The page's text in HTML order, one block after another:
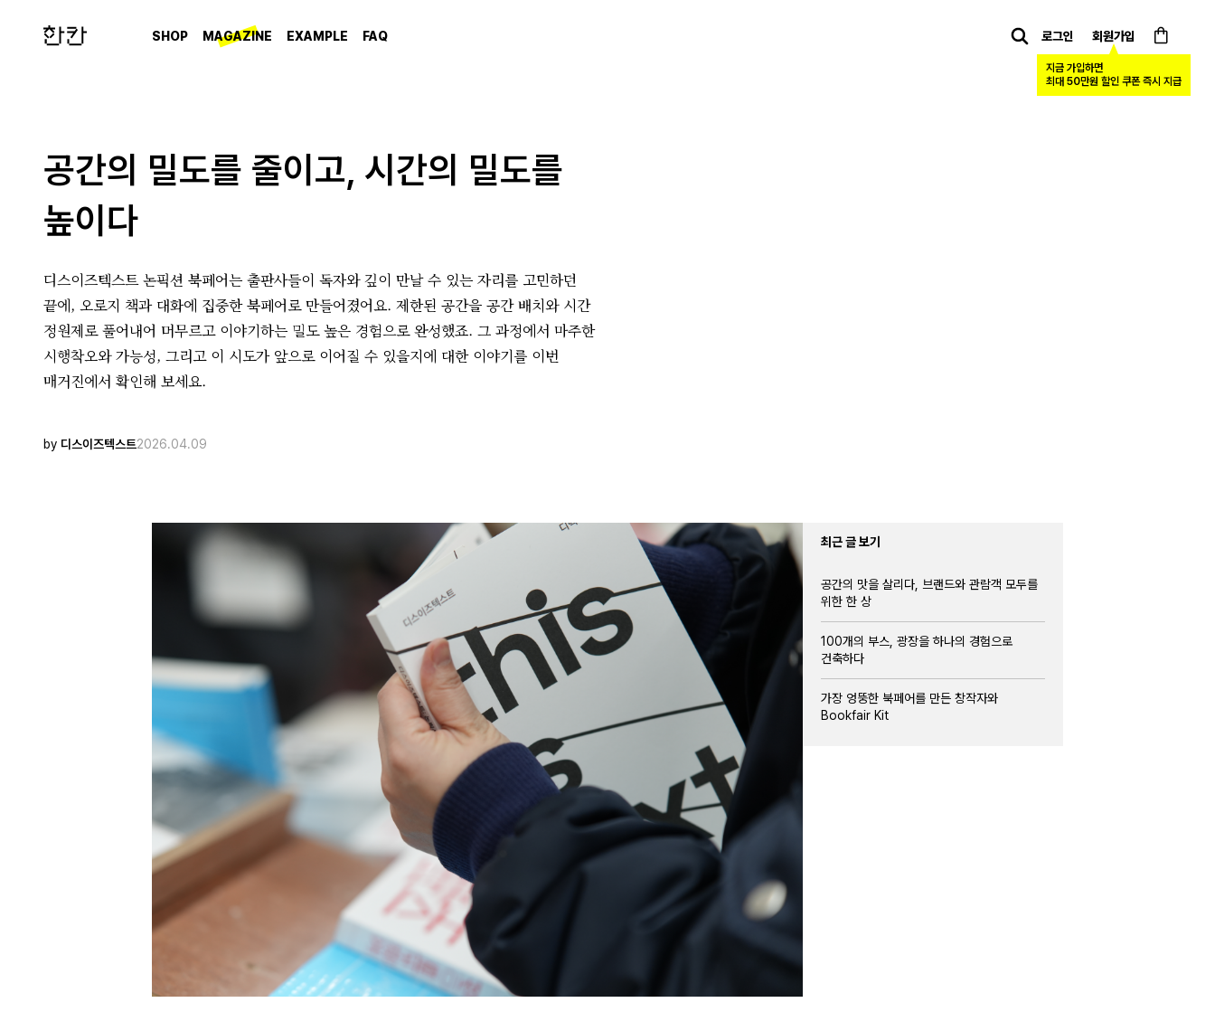
SHOP MAGAZINE EXAMPLE
FAQ
Calendar
로그인 회원가입
지금 가입하면
최대 50만원 할인 쿠폰 즉시 지급
카트
공간의 밀도를 줄이고, 시간의 밀도를
높이다
디스이즈텍스트 논픽션 북페어는 출판사들이 독자와 깊이 만날 수 있는 자리를 고민하던
끝에, 오로지 책과 대화에 집중한 북페어로 만들어졌어요. 제한된 공간을 공간 배치와 시간
정원제로 풀어내어 머무르고 이야기하는 밀도 높은 경험으로 완성했죠. 그 과정에서 마주한
시행착오와 가능성, 그리고 이 시도가 앞으로 이어질 수 있을지에 대한 이야기를 이번
매거진에서 확인해 보세요.
by 디스이즈텍스트2026.04.09
최근 글 보기
공간의 맛을 살리다, 브랜드와 관람객 모두를
위한 한 상
100개의 부스, 광장을 하나의 경험으로
건축하다
가장 엉뚱한 북페어를 만든 창작자와
Bookfair Kit